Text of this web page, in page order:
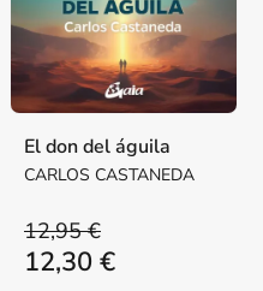
El don del águila
CARLOS CASTANEDA
12,95 €
12,30 €